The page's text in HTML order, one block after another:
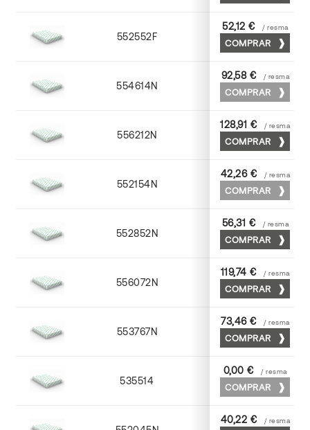
552552F 52 x 70
52,12 € / resma
COMPRAR
554614N 72 x 102
92,58 € / resma
COMPRAR
556212N 72 x 102
128,91 € / resma
COMPRAR
552154N 52 x 70
42,26 € / resma
COMPRAR
552852N 52 x 70
56,31 € / resma
COMPRAR
556072N 70 x 100
119,74 € / resma
COMPRAR
553767N 65 x 90
73,46 € / resma
COMPRAR
535514 72 x 102
0,00 € / resma
COMPRAR
40,22 € / resma